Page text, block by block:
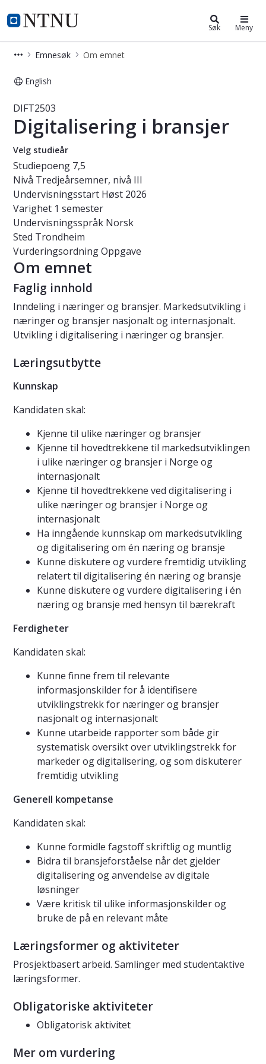
NTNU Hjemmeside
Studier Søk Meny
Emnesøk Om emnet
English
Emne - Digitalisering i bransjer -
DIFT2503
Digitalisering i bransjer
Velg studieår
Studiepoeng 7,5
Nivå Tredjeårsemner, nivå III
Undervisningsstart Høst 2026
Varighet 1 semester
Undervisningsspråk Norsk
Sted Trondheim
VurderingsordningOppgave
Om emnet
Faglig innhold
Inndeling i næringer og bransjer. Markedsutvikling i
næringer og bransjer nasjonalt og internasjonalt.
Utvikling i digitalisering i næringer og bransjer.
Læringsutbytte
Kunnskap
Kandidaten skal:
Kjenne til ulike næringer og bransjer
Kjenne til hovedtrekkene til markedsutviklingen
i ulike næringer og bransjer i Norge og
internasjonalt
Kjenne til hovedtrekkene ved digitalisering i
ulike næringer og bransjer i Norge og
internasjonalt
Ha inngående kunnskap om markedsutvikling
og digitalisering om én næring og bransje
Kunne diskutere og vurdere fremtidig utvikling
relatert til digitalisering én næring og bransje
Kunne diskutere og vurdere digitalisering i én
næring og bransje med hensyn til bærekraft
Ferdigheter
Kandidaten skal:
Kunne finne frem til relevante
informasjonskilder for å identifisere
utviklingstrekk for næringer og bransjer
nasjonalt og internasjonalt
Kunne utarbeide rapporter som både gir
systematisk oversikt over utviklingstrekk for
markeder og digitalisering, og som diskuterer
fremtidig utvikling
Generell kompetanse
Kandidaten skal:
Kunne formidle fagstoff skriftlig og muntlig
Bidra til bransjeforståelse når det gjelder
digitalisering og anvendelse av digitale
løsninger
Være kritisk til ulike informasjonskilder og
bruke de på en relevant måte
Læringsformer og aktiviteter
Prosjektbasert arbeid. Samlinger med studentaktive
læringsformer.
Obligatoriske aktiviteter
Obligatorisk aktivitet
Mer om vurdering